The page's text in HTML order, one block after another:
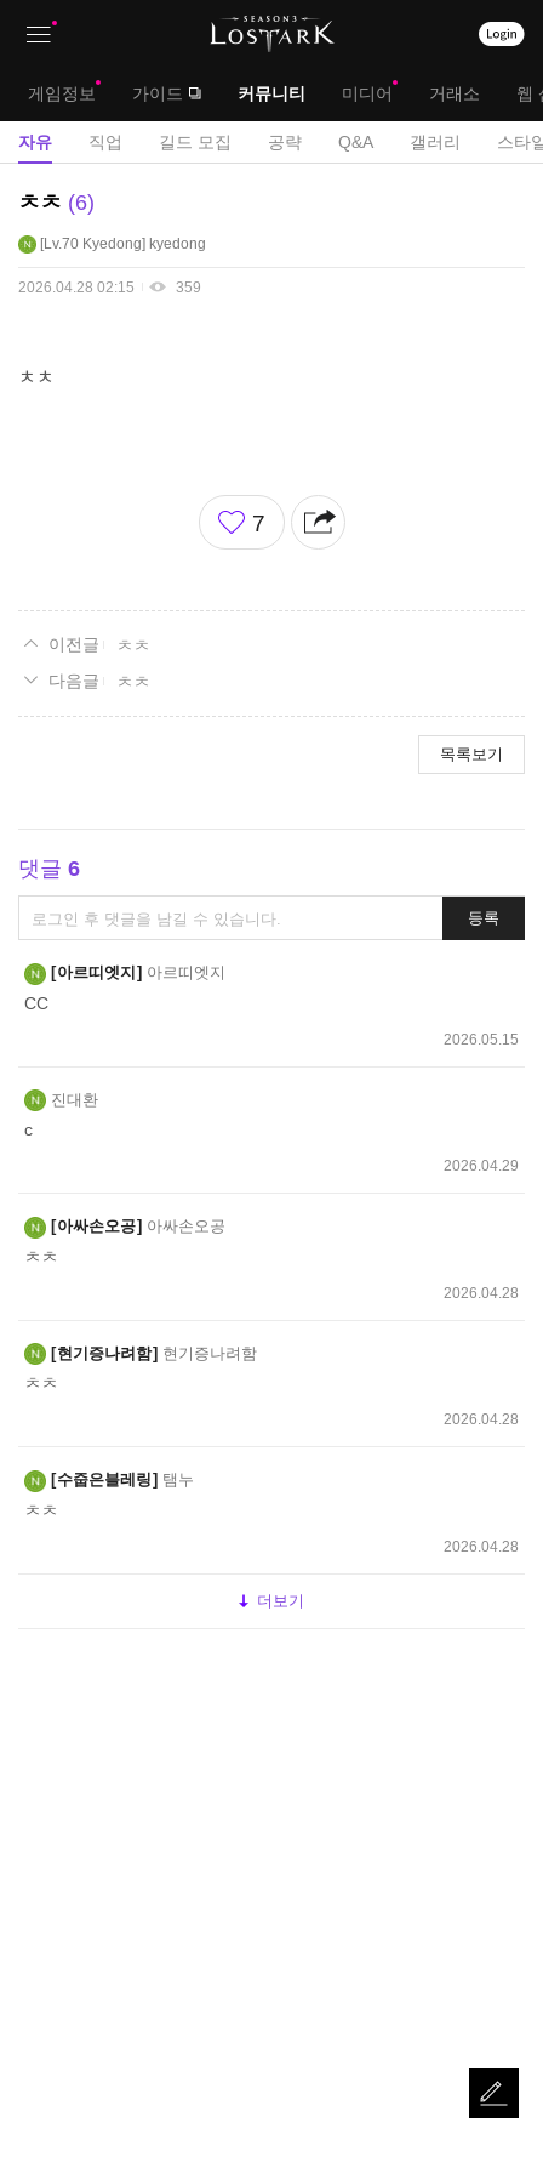
대
메
게임정보 가이드 커뮤니티 미디어 거래소 웹
서
자유 직업 길드 모집 공략 Q&A 갤러리 스타
자
게
ㅊㅊ 6
Lv.70 Kyedong kyedong
2026.04.28 02:15 359
ㅊㅊ
좋
아
7
ㅊㅊ
ㅊㅊ
목록보기
댓글 6
댓
글
쓰
기
등록
아르띠엣지 아르띠엣지
CC
2026.05.15
진대환
c
2026.04.29
아싸손오공 아싸손오공
ㅊㅊ
2026.04.28
현기증나려함 현기증나려함
ㅊㅊ
2026.04.28
수줍은블레링 탬누
ㅊㅊ
2026.04.28
더보기